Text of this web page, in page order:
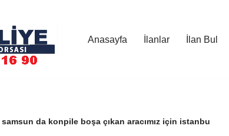
Anasayfa İlanlar İlan Bul
samsun da konpile boşa çıkan aracımız için istanbu